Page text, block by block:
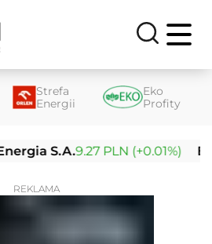
Strefa
Energii
Eko
Profity
S.A.9.27 PLN (+0.01%) Enea
REKLAMA